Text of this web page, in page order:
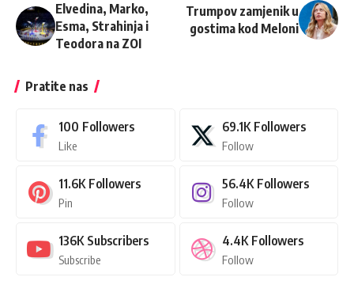
Elvedina, Marko,
Esma, Strahinja i
Teodora na ZOI
Trumpov zamjenik u
gostima kod Meloni
Pratite nas
100 Followers
Like
69.1K Followers
Follow
11.6K Followers
Pin
56.4K Followers
Follow
136K Subscribers
Subscribe
4.4K Followers
Follow